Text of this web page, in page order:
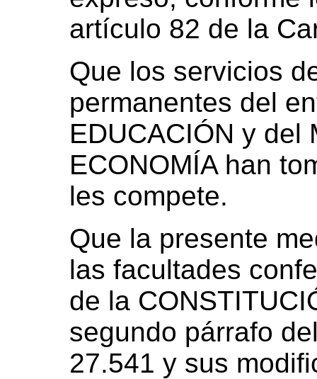
artículo 82 de la
Que los servicios
permanentes del
EDUCACIÓN y del
ECONOMÍA han
les compete.
Que la presente
las facultades
de la
segundo párrafo
27.541 y sus